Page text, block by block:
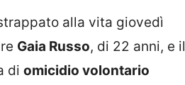
alla vita giovedì
Gaia Russo, di 22 anni, e il
di omicidio volontario